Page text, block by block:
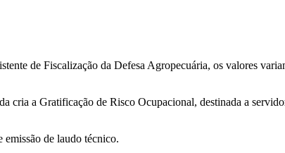
de Fiscalização da Defesa Agropecuária, os valores
a Gratificação de Risco Ocupacional, destinada a
de laudo técnico.